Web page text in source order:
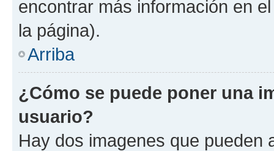
encontrar más información en
la página).
Arriba
¿Cómo se puede poner una
usuario?
Hay dos imagenes que pueden